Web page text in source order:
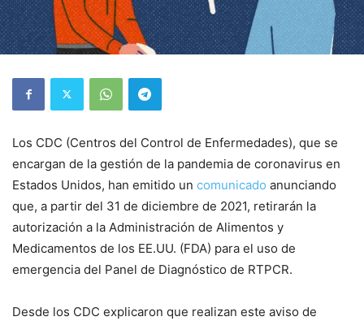
Los CDC (Centros del Control de Enfermedades), que se
encargan de la gestión de la pandemia de coronavirus en
Estados Unidos, han emitido un comunicado anunciando
que, a partir del 31 de diciembre de 2021, retirarán la
autorización a la Administración de Alimentos y
Medicamentos de los EE.UU. (FDA) para el uso de
emergencia del Panel de Diagnóstico de RTPCR.
Desde los CDC explicaron que realizan este aviso de